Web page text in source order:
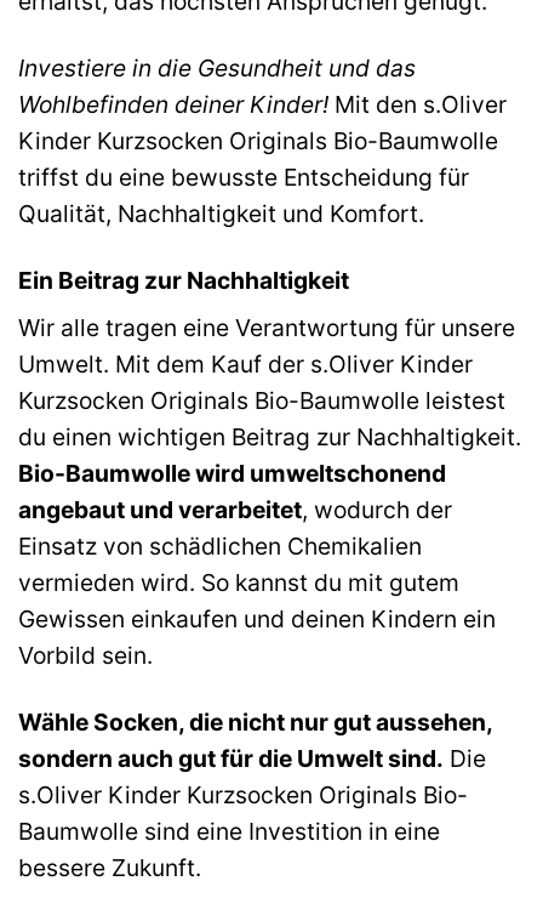
Investiere in die Gesundheit und das
Wohlbefinden deiner Kinder! Mit den s.Oliver
Kinder Kurzsocken Originals Bio-Baumwolle
triffst du eine bewusste Entscheidung für
Qualität, Nachhaltigkeit und Komfort.
Ein Beitrag zur Nachhaltigkeit
Wir alle tragen eine Verantwortung für unsere
Umwelt. Mit dem Kauf der s.Oliver Kinder
Kurzsocken Originals Bio-Baumwolle leistest
du einen wichtigen Beitrag zur Nachhaltigkeit.
Bio-Baumwolle wird umweltschonend
angebaut und verarbeitet, wodurch der
Einsatz von schädlichen Chemikalien
vermieden wird. So kannst du mit gutem
Gewissen einkaufen und deinen Kindern ein
Vorbild sein.
Wähle Socken, die nicht nur gut aussehen,
sondern auch gut für die Umwelt sind. Die
s.Oliver Kinder Kurzsocken Originals Bio-
Baumwolle sind eine Investition in eine
bessere Zukunft.